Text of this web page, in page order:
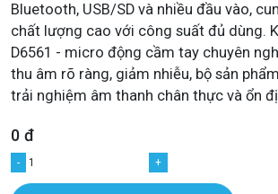
Bluetooth, USB/SD và nhiều đầu vào,
chất lượng cao với công suất đủ dùng.
D6561 - micro động cầm tay chuyên
thu âm rõ ràng, giảm nhiễu, bộ sản
trải nghiệm âm thanh chân thực và ổn
0 đ
- +